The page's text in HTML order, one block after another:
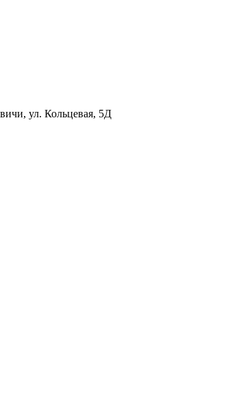
ул. Кольцевая, 5Д